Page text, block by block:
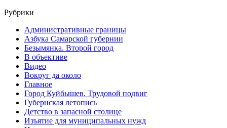
Рубрики
Административные границы
Азбука Самарской губернии
Безымянка. Второй город
В объективе
Видео
Вокруг да около
Главное
Город Куйбышев. Трудовой подвиг
Губернская летопись
Детство в запасной столице
Изъятие для муниципальных нужд